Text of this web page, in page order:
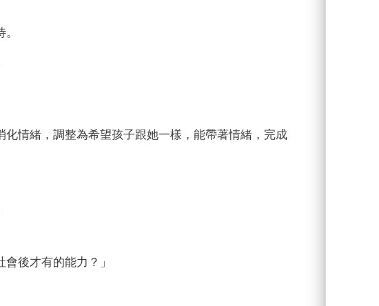
情緒，調整為希望孩子跟她一樣，能帶著情緒，完成
後才有的能力？」